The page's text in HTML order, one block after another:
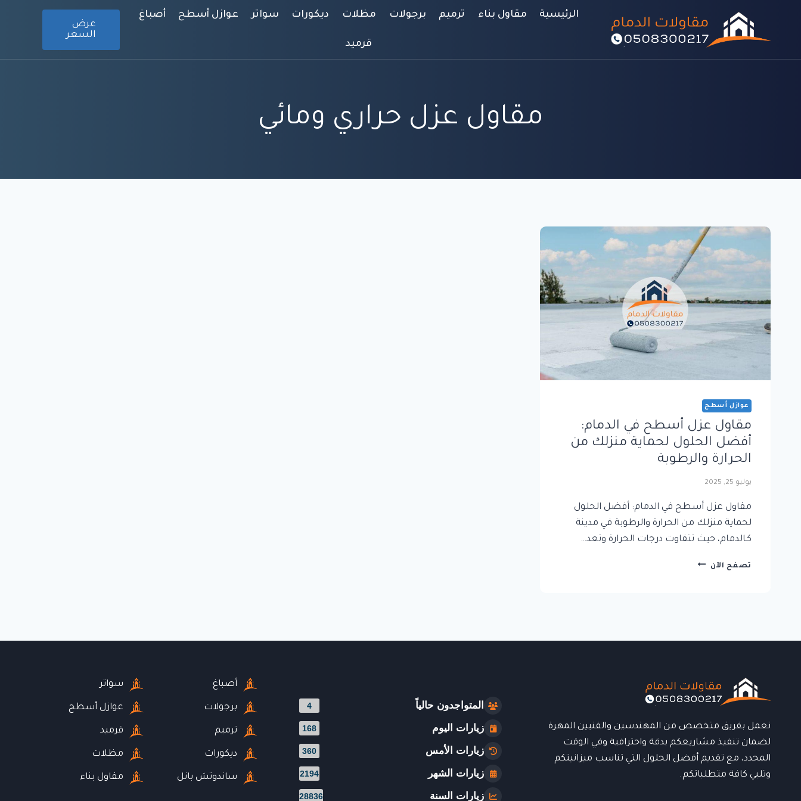
المحتوى
الرئيسية مقاول بناء ترميم برجولات مظلات ديكورات سواتر عوازل أسطح أصباغ
قرميد
عرض
السعر
مقاول عزل حراري ومائي
عوازل أسطح
مقاول عزل أسطح في الدمام:
أفضل الحلول لحماية منزلك من
الحرارة والرطوبة
يوليو 25, 2025
مقاول عزل أسطح في الدمام: أفضل الحلول
لحماية منزلك من الحرارة والرطوبة في مدينة
كـالدمام، حيث تتفاوت درجات الحرارة وتعد…
تصفح الآن مقاول
الحرارة
والرطوبة
نعمل بفريق متخصص من المهندسين والفنيين المهرة
لضمان تنفيذ مشاريعكم بدقة واحترافية وفي الوقت
المحدد، مع تقديم أفضل الحلول التي تناسب ميزانيتكم
وتلبي كافة متطلباتكم.
المتواجدون حالياً 4
زيارات اليوم 168
زيارات الأمس 360
زيارات الشهر 2194
زيارات السنة 28836
أصباغ
برجولات
ترميم
ديكورات
ساندوتش بانل
سواتر
عوازل أسطح
قرميد
مظلات
مقاول بناء